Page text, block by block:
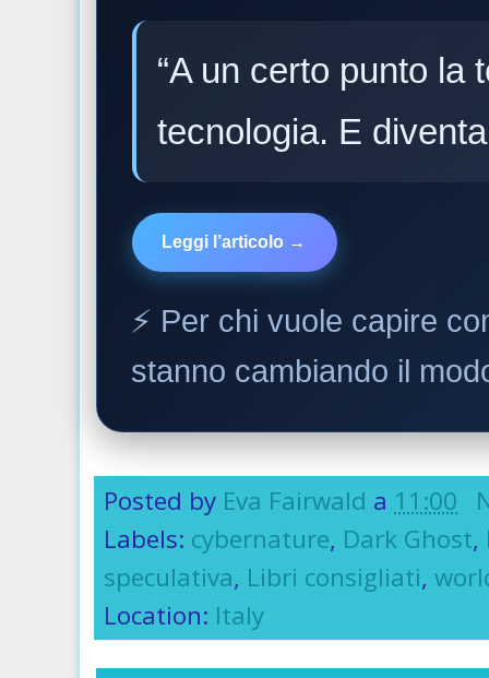
“A un certo punto la
tecnologia. E
Leggi l’articolo →
⚡️ Per chi vuole capire
stanno cambiando il
Posted by Eva Fairwald a 11:00
Labels: cybernature, Dark Ghost,
speculativa, Libri consigliati,
Location: Italy